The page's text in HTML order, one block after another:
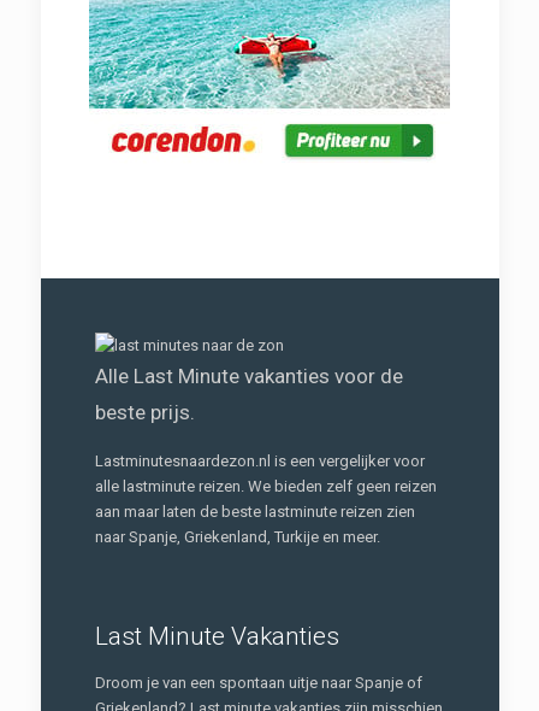
Alle Last Minute vakanties voor de
beste prijs.
Lastminutesnaardezon.nl is een vergelijker voor
alle lastminute reizen. We bieden zelf geen reizen
aan maar laten de beste lastminute reizen zien
naar Spanje, Griekenland, Turkije en meer.
Last Minute Vakanties
Droom je van een spontaan uitje naar Spanje of